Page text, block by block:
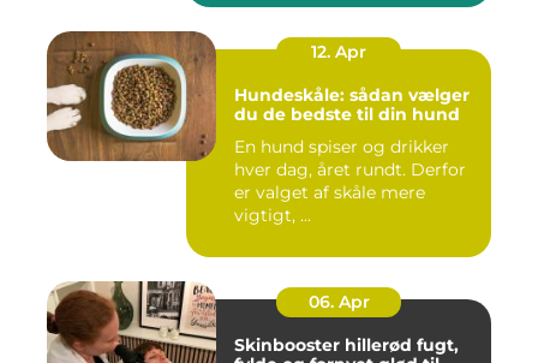
12. Apr
Hundeskåle: sådan vælger
du de bedste til din hund
En hund spiser og drikker
hver dag, året rundt. Derfor
er valget af skåle mere
vigtigt, ...
06. Apr
Skinbooster hillerød fugt,